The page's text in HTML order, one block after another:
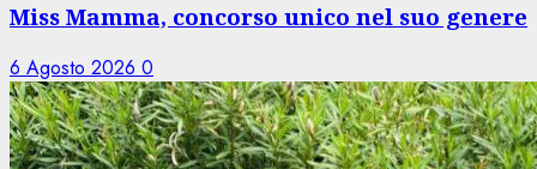
Miss Mamma, concorso unico nel suo genere
6 Agosto 2026 0